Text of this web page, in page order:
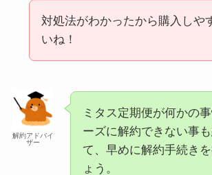
対処法がわかったから購入しや
いね！
解約アドバイ
ザー
ミタス定期便が何かの
ーズに解約できない事
て、早めに解約手続き
ょう。